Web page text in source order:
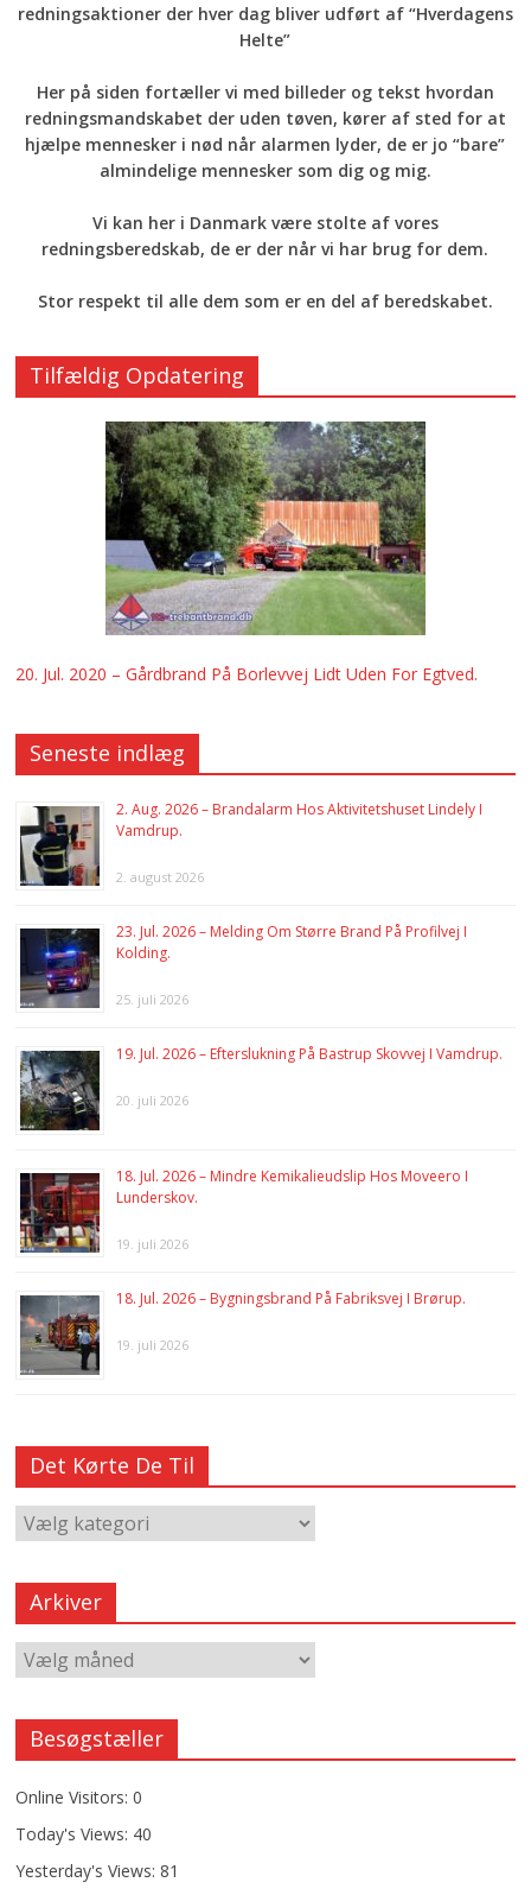
redningsaktioner der hver dag bliver udført af “Hverdagens
Helte”
Her på siden fortæller vi med billeder og tekst hvordan
redningsmandskabet der uden tøven, kører af sted for at
hjælpe mennesker i nød når alarmen lyder, de er jo “bare”
almindelige mennesker som dig og mig.
Vi kan her i Danmark være stolte af vores
redningsberedskab, de er der når vi har brug for dem.
Stor respekt til alle dem som er en del af beredskabet.
Tilfældig Opdatering
20. Jul. 2020 – Gårdbrand På Borlevvej Lidt Uden For Egtved.
Seneste indlæg
2. Aug. 2026 – Brandalarm Hos Aktivitetshuset Lindely I
Vamdrup.
2. august 2026
23. Jul. 2026 – Melding Om Større Brand På Profilvej I
Kolding.
25. juli 2026
19. Jul. 2026 – Efterslukning På Bastrup Skovvej I Vamdrup.
20. juli 2026
18. Jul. 2026 – Mindre Kemikalieudslip Hos Moveero I
Lunderskov.
19. juli 2026
18. Jul. 2026 – Bygningsbrand På Fabriksvej I Brørup.
19. juli 2026
Det Kørte De Til
Arkiver
Besøgstæller
Online Visitors:0
Today's Views: 40
Yesterday's Views:81